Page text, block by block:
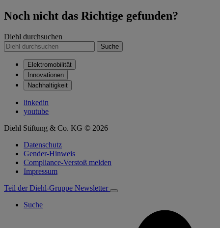
Noch nicht das Richtige gefunden?
Diehl durchsuchen
Suche
Elektromobilität
Innovationen
Nachhaltigkeit
linkedin
youtube
Diehl Stiftung & Co. KG © 2026
Datenschutz
Gender-Hinweis
Compliance-Verstoß melden
Impressum
Teil der Diehl-Gruppe Newsletter
Suche